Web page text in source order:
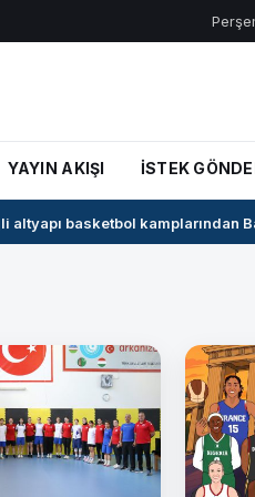
YAYIN AKIŞI İSTEK
basketbol kamplarından